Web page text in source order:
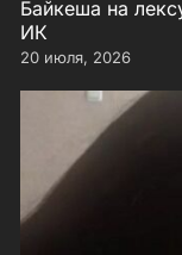
Байкеша на
ИК
20 июля, 2026